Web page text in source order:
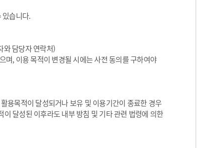
있습니다.
와 담당자 연락처)
며, 이용 목적이 변경될 시에는 사전 동의를 구하여야
용목적이 달성되거나 보유 및 이용기간이 종료한 경우
달성된 이후라도 내부 방침 및 기타 관련 법령에 의한